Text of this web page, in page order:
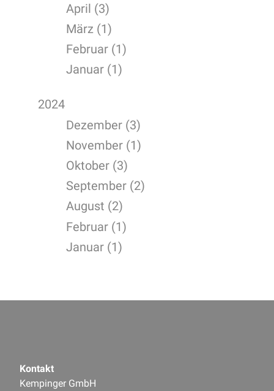
April (3)
März (1)
Februar (1)
Januar (1)
2024
Dezember (3)
November (1)
Oktober (3)
September (2)
August (2)
Februar (1)
Januar (1)
Kontakt
Kempinger GmbH